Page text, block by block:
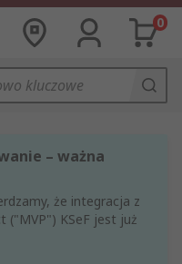
0
– ważna
że integracja z
("MVP") KSeF jest już